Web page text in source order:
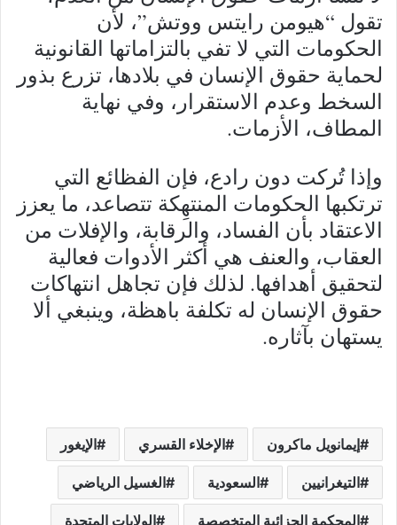
تقول “هيومن رايتس ووتش”، لأن
الحكومات التي لا تفي بالتزاماتها القانونية
لحماية حقوق الإنسان في بلادها، تزرع بذور
السخط وعدم الاستقرار، وفي نهاية
المطاف، الأزمات.
وإذا تُركت دون رادع، فإن الفظائع التي
ترتكبها الحكومات المنتهِكة تتصاعد، ما يعزز
الاعتقاد بأن الفساد، والرقابة، والإفلات من
العقاب، والعنف هي أكثر الأدوات فعالية
لتحقيق أهدافها. لذلك فإن تجاهل انتهاكات
حقوق الإنسان له تكلفة باهظة، وينبغي ألا
يستهان بآثاره.
إيمانويل ماكرون الإخلاء القسري الإيغور
التيغرانيين السعودية الغسيل الرياضي
المحكمة الجزائية المتخصصة الولايات المتحدة